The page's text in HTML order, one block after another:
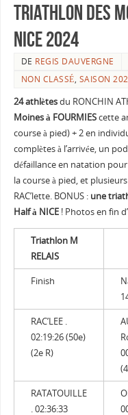
Triathlon des
NICE 2024
DE REGIS DAUVERGNE
NON CLASSÉ, SAISON
24 athlètesdu RONCHIN
Moines à FOURMIEScette
course à pied) + 2 en
complètes à l’arrivée, un
défaillance en natation pour
la course à pied, et
RAC’lette. BONUS : une
Half à NICE! Photos en fin
Triathlon M
RELAIS
Finish
RAC’LEE .
02:19:26 (50e)
(2e R)
RATATOUILLE
. 02:36:33